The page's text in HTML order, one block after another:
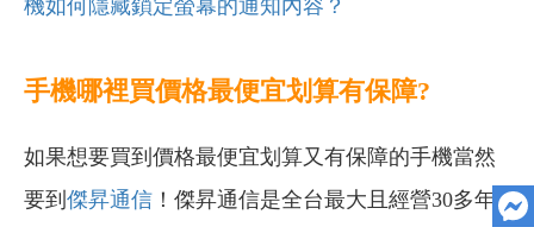
機如何隱藏鎖定螢幕的通知內容？
手機哪裡買價格最便宜划算有保障?
如果想要買到價格最便宜划算又有保障的手機當然
要到 傑昇通信 ！傑昇通信是全台最大且經營30多年